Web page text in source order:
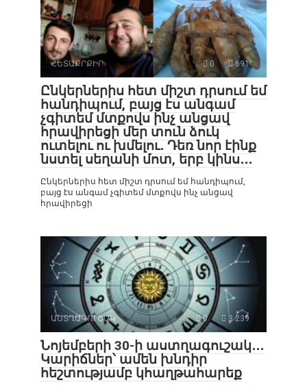
ՀԵՏԱՔՐՔԻՐ 0 691
Ընկերներիս հետ միշտ դրսում եմ
հանդիպում, բայց էս անգամ
չգիտեմ մտքովս ինչ անցավ
հրավիրեցի մեր տուն ձուկ
ուտելու ու խմելու․ Դեռ նոր էինք
նստել սեղանի մոտ, երբ կինս․․․
Ընկերներիս հետ միշտ դրսում եմ հանդիպում,
բայց էս անգամ չգիտեմ մտքովս ինչ անցավ
հրավիրեցի
ԱՍՏՂԱԳՈՒՇԱԿ 0 3 239
Նոյեմբերի 30-ի աստղագուշակ․․․
Կարիճներ՝ ամեն խնդիր
հեշտությամբ կհաղթահարեք